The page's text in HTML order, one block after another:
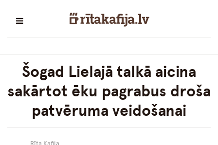
Šogad Lielajā talkā aicina
sakārtot ēku pagrabus droša
patvēruma veidošanai
Rīta Kafija